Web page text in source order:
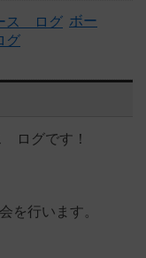
ボー
グ
ログです！
を行います。